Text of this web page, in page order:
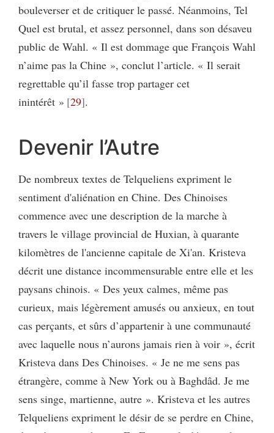
bouleverser et de critiquer le passé. Néanmoins, Tel
Quel est brutal, et assez personnel, dans son désaveu
public de Wahl. « Il est dommage que François Wahl
n’aime pas la Chine », conclut l’article. « Il serait
regrettable qu’il fasse trop partager cet
inintérêt » 29 .
Devenir l’Autre
De nombreux textes de Telqueliens expriment le
sentiment d'aliénation en Chine. Des Chinoises
commence avec une description de la marche à
travers le village provincial de Huxian, à quarante
kilomètres de l'ancienne capitale de Xi'an. Kristeva
décrit une distance incommensurable entre elle et les
paysans chinois. « Des yeux calmes, même pas
curieux, mais légèrement amusés ou anxieux, en tout
cas perçants, et sûrs d’appartenir à une communauté
avec laquelle nous n’aurons jamais rien à voir », écrit
Kristeva dans Des Chinoises. « Je ne me sens pas
étrangère, comme à New York ou à Baghdâd. Je me
sens singe, martienne, autre ». Kristeva et les autres
Telqueliens expriment le désir de se perdre en Chine,